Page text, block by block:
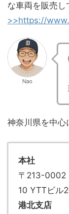
な車両を販売し
>>https://
Nao
神奈川県を中心
本社
〒213-0002
10 YTTビル
港北支店